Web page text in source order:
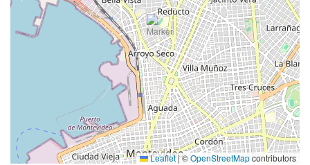
Leaflet |©OpenStreetMapcontributors